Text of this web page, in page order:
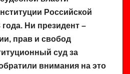
Российской
Ни президент –
прав и свобод
суд за
внимания на это